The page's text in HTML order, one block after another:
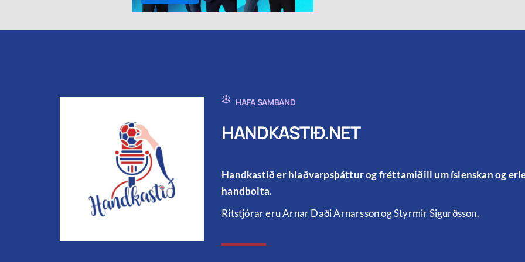
HAFA SAMBAND
HANDKASTIÐ.NET
Handkastið er hlaðvarpsþáttur og fréttamiðill um íslenskan og
handbolta.
Ritstjórar eru Arnar Daði Arnarsson og Styrmir Sigurðsson.